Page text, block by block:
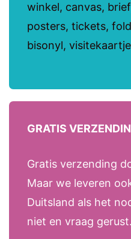
winkel, canvas,
posters, tickets,
bisonyl,
GRATIS
Gratis verzending
Maar we leveren
Duitsland als het
niet en vraag gerust.